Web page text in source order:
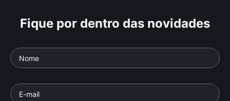
Fique por dentro das novidades